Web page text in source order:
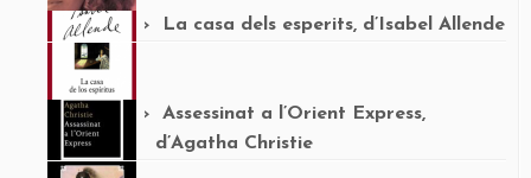
La casa dels esperits, d’Isabel Allende
Assessinat a l’Orient Express,
d’Agatha Christie